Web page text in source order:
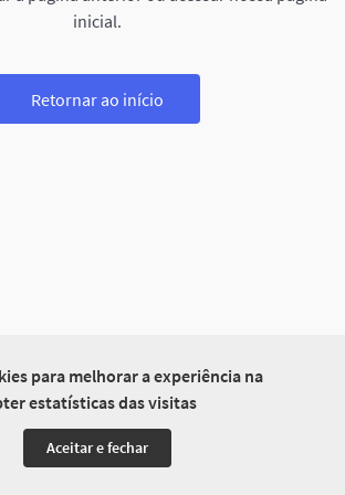
para melhorar a experiência na
estatísticas das visitas
Aceitar e fechar
inicial.
Retornar ao início